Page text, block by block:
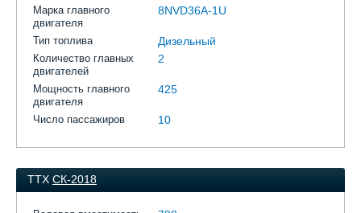
Марка главного
двигателя
8NVD36A-1U
Тип топлива Дизельный
Количество главных
двигателей
2
Мощность главного
двигателя
425
Число пассажиров 10
ТТХ СК-2018